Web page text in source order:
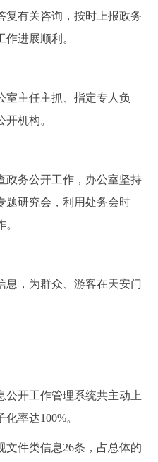
公开
服务 部门服务
务
京
复有关咨询，按时上报政务
进展顺利。
主任主抓、指定专人负
机构。
务公开工作，办公室坚持
题研究会，利用处务会时
，为群众、游客在天安门
开工作管理系统共主动上
率达100%。
件类信息26条，占总体的